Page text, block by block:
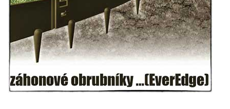
Kaple na západním okraji Ředhoště
Kostel svatého Jiljí v Ředhošti
Kaple severně od Ředhoště
Kostel Nanebevzetí Panny Marie v Horním
Jiřetíně
Kostel Nanebevzetí Panny Marie v
Postoloprtech